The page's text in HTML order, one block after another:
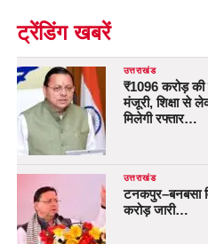
ट्रेंडिंग खबरें
उत्तराखंड
₹1096 करोड़ की
मंजूरी, शिक्षा से
मिलेगी रफ्तार…
उत्तराखंड
टनकपुर–बनबसा
करोड़ जारी…